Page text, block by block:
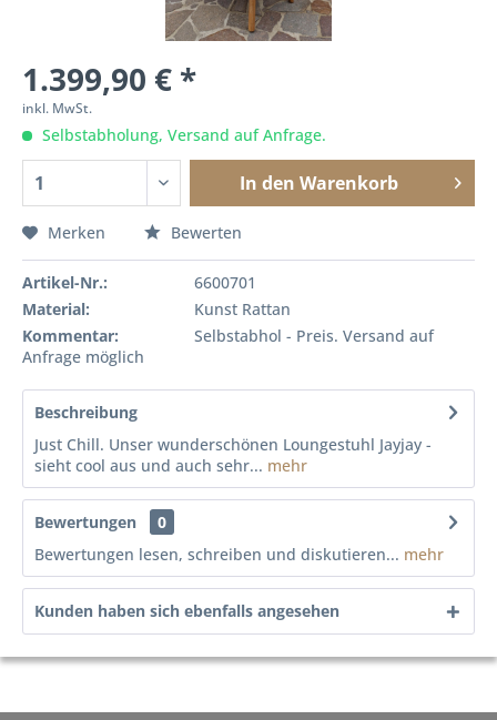
1.399,90 € *
inkl. MwSt.
Selbstabholung, Versand auf Anfrage.
In den Warenkorb
Merken Bewerten
Artikel-Nr.:
6600701
Material:
Kunst Rattan
Kommentar:
Selbstabhol - Preis. Versand auf
Anfrage möglich
Beschreibung
Just Chill. Unser wunderschönen Loungestuhl Jayjay -
sieht cool aus und auch sehr... mehr
Bewertungen
0
Bewertungen lesen, schreiben und diskutieren... mehr
Kunden haben sich ebenfalls angesehen